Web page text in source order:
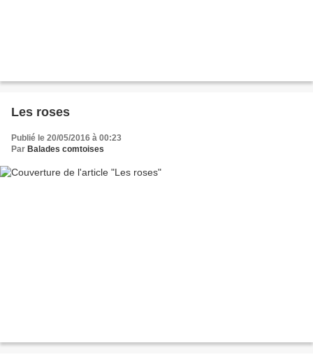
Les roses
Publié le 20/05/2016 à 00:23
Par Balades comtoises